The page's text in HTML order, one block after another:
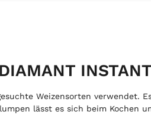
Weizensorten verwendet.
lässt es sich beim Kochen